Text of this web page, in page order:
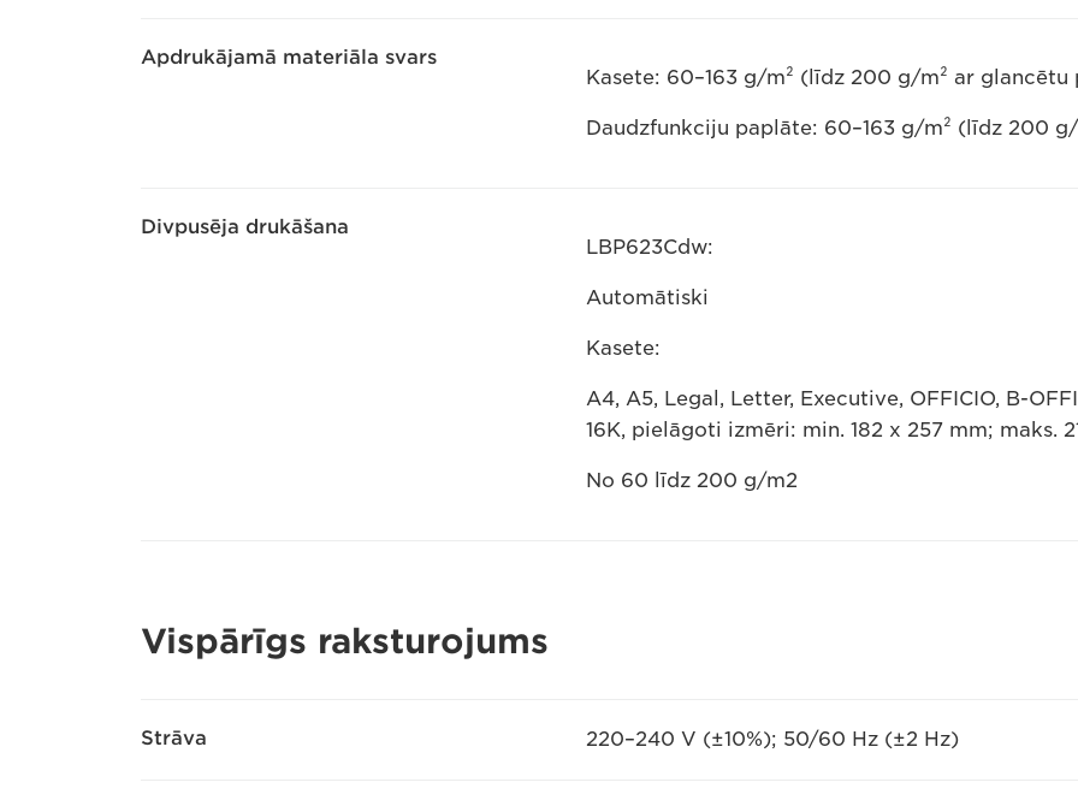
Apdrukājamā materiāla svars
Kasete: 60–163 g/m² (līdz 200 g/m² ar glancētu
Daudzfunkciju paplāte: 60–163 g/m² (līdz 200
Divpusēja drukāšana
LBP623Cdw:
Automātiski
Kasete:
A4, A5, Legal, Letter, Executive, OFFICIO, B-
16K, pielāgoti izmēri: min. 182 x 257 mm; maks.
No 60 līdz 200 g/m2
Vispārīgs raksturojums
Strāva 220–240 V (±10%); 50/60 Hz (±2 Hz)